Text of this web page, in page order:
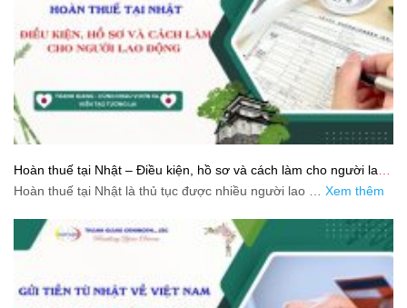
Hoàn thuế tại Nhật – Điều kiện, hồ sơ và cách làm cho người lao
động
Hoàn thuế tại Nhật là thủ tục được nhiều người lao … Xem thêm